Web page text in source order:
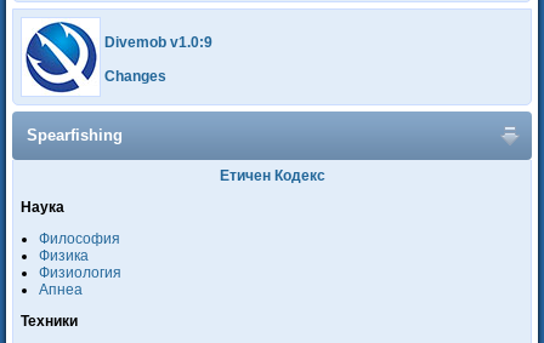
Divemob v1.0:9
Changes
Spearfishing
Етичен Кодекс
Наука
Философия
Физика
Физиология
Апнеа
Техники